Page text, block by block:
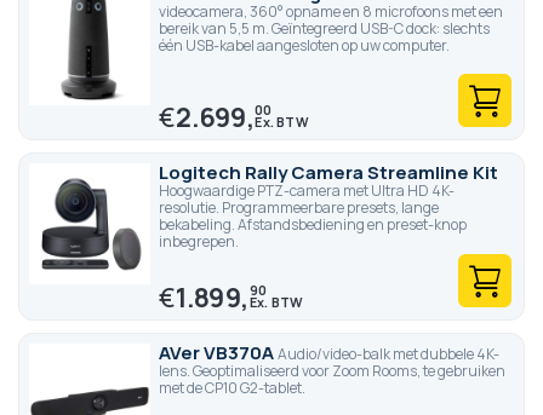
videocamera, 360° opname en 8 microfoons met een
bereik van 5,5 m. Geïntegreerd USB-C dock: slechts
één USB-kabel aangesloten op uw computer.
€2.699,00
Logitech Rally Camera Streamline Kit
Hoogwaardige PTZ-camera met Ultra HD 4K-
resolutie. Programmeerbare presets, lange
bekabeling. Afstandsbediening en preset-knop
inbegrepen.
€1.899,90
AVer VB370AAudio/video-balk met dubbele 4K-
lens. Geoptimaliseerd voor Zoom Rooms, te gebruiken
met de CP10 G2-tablet.